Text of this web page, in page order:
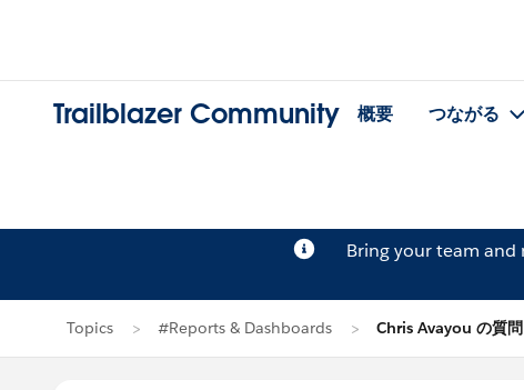
Trailblazer Community 概要 つながる
Bring your team and
Topics #Reports & Dashboards Chris Avayou の質問